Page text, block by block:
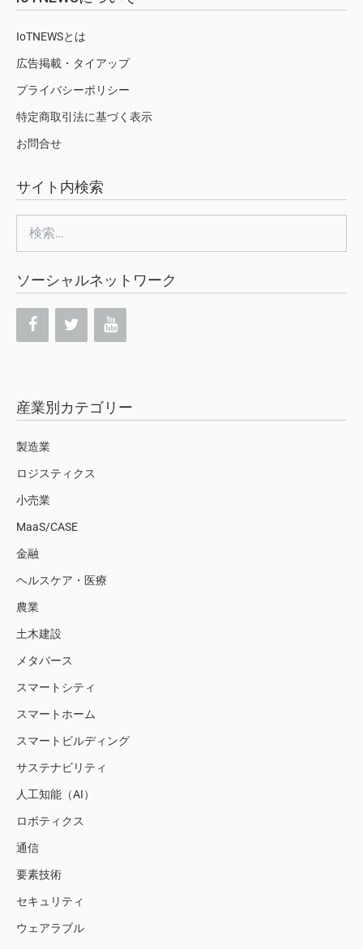
IoTNEWSとは
広告掲載・タイアップ
プライバシーポリシー
特定商取引法に基づく表示
お問合せ
サイト内検索
索:
ソーシャルネットワーク
産業別カテゴリー
製造業
ロジスティクス
小売業
MaaS/CASE
金融
ヘルスケア・医療
農業
土木建設
メタバース
スマートシティ
スマートホーム
スマートビルディング
サステナビリティ
人工知能（AI）
ロボティクス
通信
要素技術
セキュリティ
ウェアラブル